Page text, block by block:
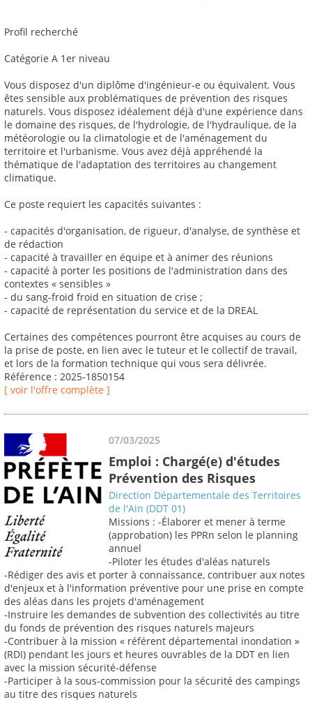
Profil recherché
Catégorie A 1er niveau
Vous disposez d'un diplôme d'ingénieur-e ou équivalent. Vous
êtes sensible aux problématiques de prévention des risques
naturels. Vous disposez idéalement déjà d'une expérience dans
le domaine des risques, de l'hydrologie, de l'hydraulique, de la
météorologie ou la climatologie et de l'aménagement du
territoire et l'urbanisme. Vous avez déjà appréhendé la
thématique de l'adaptation des territoires au changement
climatique.
Ce poste requiert les capacités suivantes :
- capacités d'organisation, de rigueur, d'analyse, de synthèse et
de rédaction
- capacité à travailler en équipe et à animer des réunions
- capacité à porter les positions de l'administration dans des
contextes « sensibles »
- du sang-froid froid en situation de crise ;
- capacité de représentation du service et de la DREAL
Certaines des compétences pourront être acquises au cours de
la prise de poste, en lien avec le tuteur et le collectif de travail,
et lors de la formation technique qui vous sera délivrée.
Référence : 2025-1850154
[ voir l'offre complète ]
07/03/2025
Emploi : Chargé(e) d'études
Prévention des Risques
Direction Départementale des Territoires
de l'Ain (DDT 01)
Missions : -Élaborer et mener à terme
(approbation) les PPRn selon le planning
annuel
-Piloter les études d'aléas naturels
-Rédiger des avis et porter à connaissance, contribuer aux notes
d'enjeux et à l'information préventive pour une prise en compte
des aléas dans les projets d'aménagement
-Instruire les demandes de subvention des collectivités au titre
du fonds de prévention des risques naturels majeurs
-Contribuer à la mission « référent départemental inondation »
(RDI) pendant les jours et heures ouvrables de la DDT en lien
avec la mission sécurité-défense
-Participer à la sous-commission pour la sécurité des campings
au titre des risques naturels